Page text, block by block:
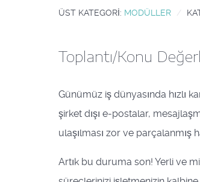
ÜST KATEGORI: MODÜLLER
Toplantı/Konu
Günümüz iş dünyasında hızlı
şirket dışı e-postalar,
ulaşılması zor ve parçalanmış
Artık bu duruma son! Yerli ve